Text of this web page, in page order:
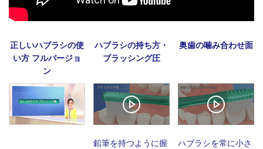
正しいハブラシの使
い方 フルバージョ
ン
ハブラシの持ち方・
ブラッシング圧
鉛筆を持つように握
奥歯の噛み合わせ面
ハブラシを常に小さ